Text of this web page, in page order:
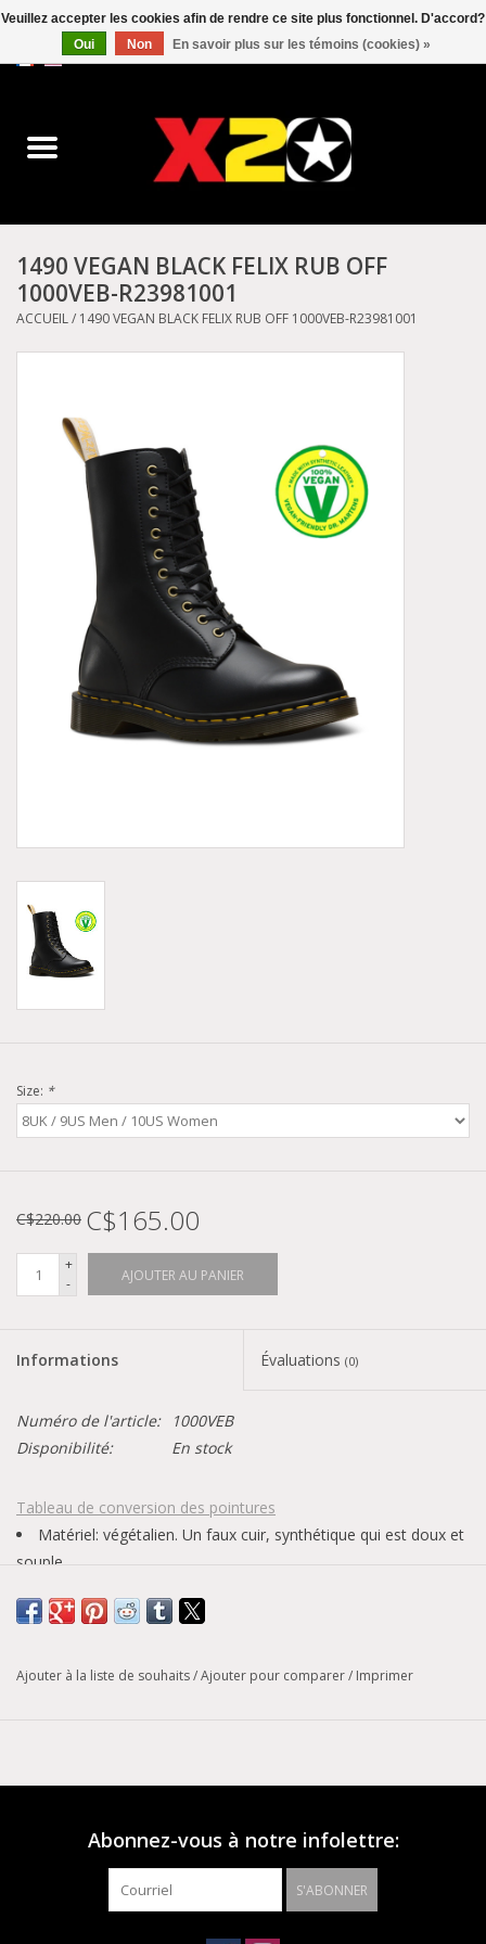
0 Articles - C$0.00
Converse
Kickers
Birkenstock
Autres marques
Vêtements
1490 VEGAN BLACK FELIX RUB OFF
1000VEB-R23981001
ACCUEIL/ 1490 VEGAN BLACK FELIX RUB OFF 1000VEB-R23981001
Size: *
C$220.00 C$165.00
+
-
AJOUTER AU PANIER
Informations Évaluations (0)
Numéro de l'article:
1000VEB
Disponibilité:
En stock
Tableau de conversion des pointures
Matériel: végétalien. Un faux cuir, synthétique qui est doux et
souple.
humide et laisser sécher.
Ajouter à la liste de souhaits/Ajouter pour comparer/ Imprimer
Abonnez-vous à notre infolettre:
S'ABONNER
Veuillez accepter les cookies afin de rendre ce site plus fonctionnel. D'accord?
Oui
Non En savoir plus sur les témoins (cookies) »